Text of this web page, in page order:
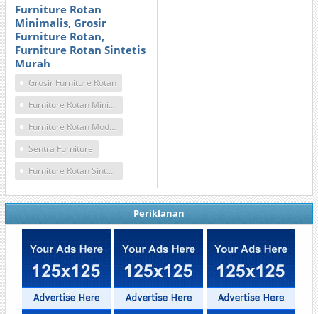
Furniture Rotan
Minimalis, Grosir
Furniture Rotan,
Furniture Rotan Sintetis
Murah
Grosir Furniture Rotan
Furniture Rotan Minimalis
Furniture Rotan Modern
Sentra Furniture
Furniture Rotan Sintetis Murah
Periklanan